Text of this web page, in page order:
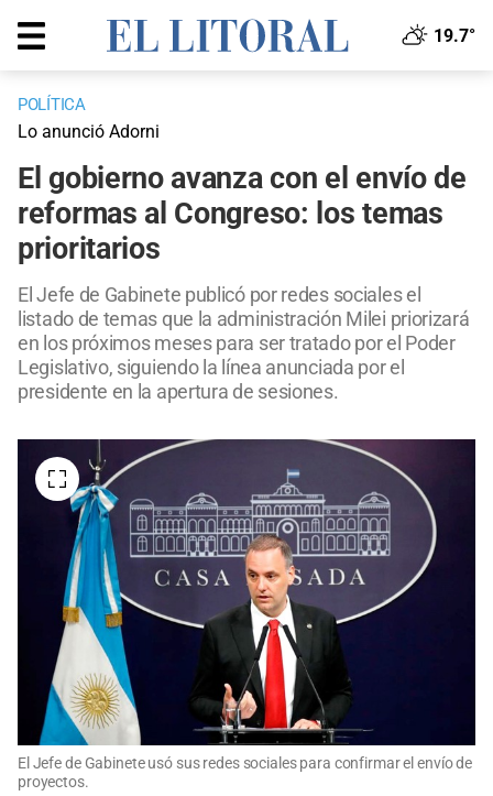
19.7°
POLÍTICA
Lo anunció Adorni
El gobierno avanza con el envío de
reformas al Congreso: los temas
prioritarios
El Jefe de Gabinete publicó por redes sociales el
listado de temas que la administración Milei priorizará
en los próximos meses para ser tratado por el Poder
Legislativo, siguiendo la línea anunciada por el
presidente en la apertura de sesiones.
El Jefe de Gabinete usó sus redes sociales para confirmar el envío de
proyectos.